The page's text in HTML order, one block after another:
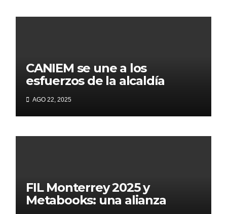
CANIEM se une a los
esfuerzos de la alcaldía
Iztapalapa para acercar a
grupos vulnerables a la
lectura
AGO 22, 2025
FIL Monterrey 2025 y
Metabooks: una alianza